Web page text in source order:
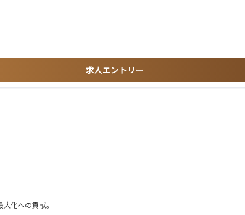
メントも重要な役割となります。
ックな役割を担えることにあります。経理チームは、コンテンツ事業を
理の視点から経営に貢献できる環境があります。さらに、単なる管理業
求人エントリー
化への貢献。